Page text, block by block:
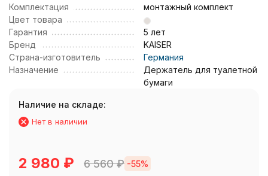
Комплектация
монтажный комплект
Цвет товара
Гарантия
5 лет
Бренд
KAISER
Страна-изготовитель
Германия
Назначение
Держатель для туалетной
бумаги
Наличие на складе:
Нет в наличии
2 980 ₽ 6 560₽ -55%